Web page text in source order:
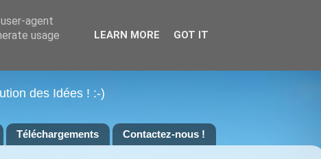
des Idées ! :-)
Téléchargements Contactez-nous !
agent
usage
LEARN MORE GOT IT